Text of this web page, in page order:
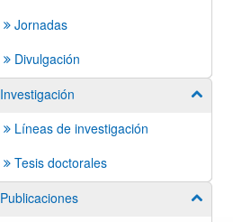
Jornadas
Divulgación
Investigación
Líneas de investigación
Tesis doctorales
Publicaciones